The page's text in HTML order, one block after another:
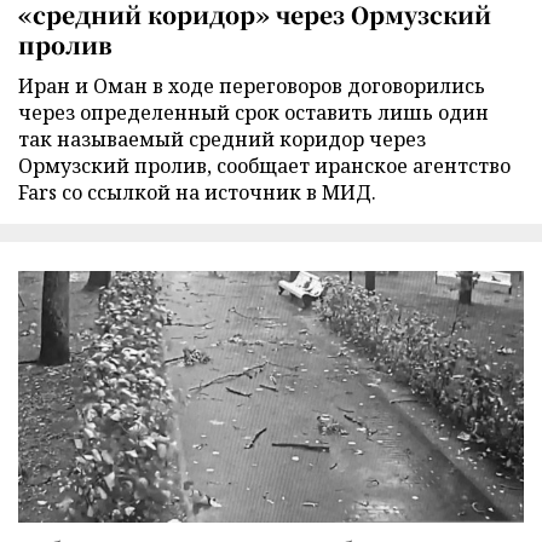
«средний коридор» через Ормузский
пролив
Иран и Оман в ходе переговоров договорились
через определенный срок оставить лишь один
так называемый средний коридор через
Ормузский пролив, сообщает иранское агентство
Fars со ссылкой на источник в МИД.